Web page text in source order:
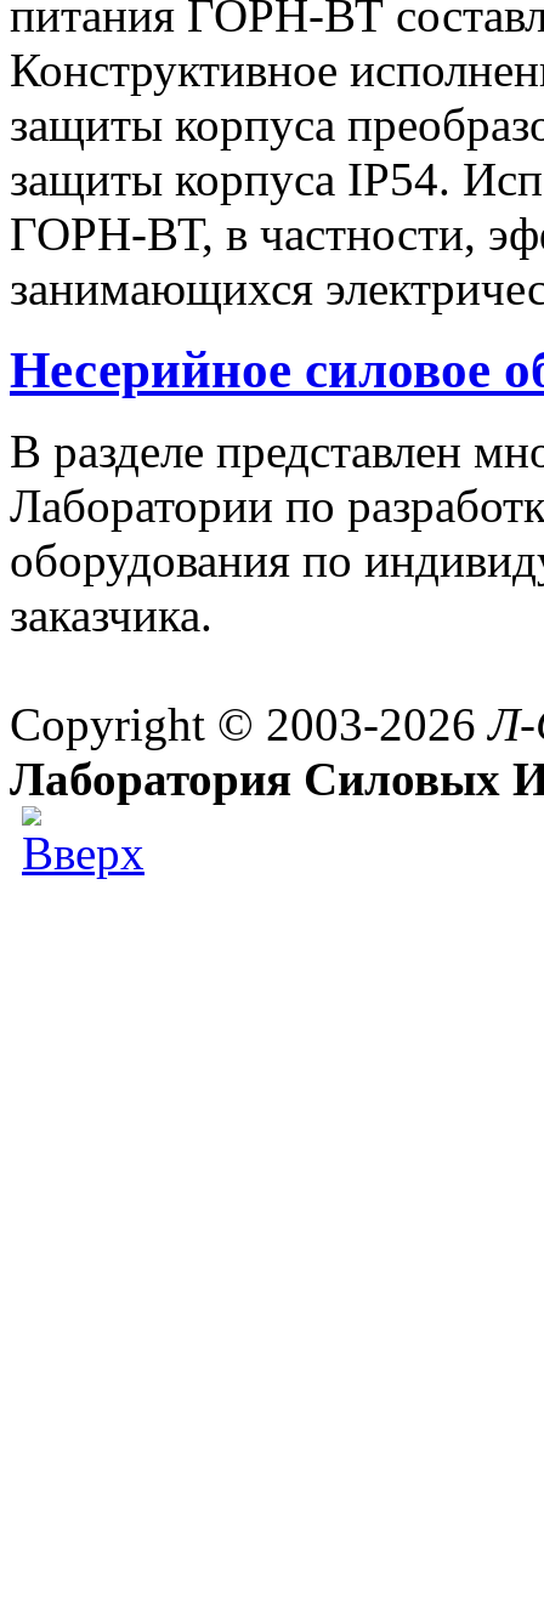
питания ГОРН-ВТ
Конструктивное
защиты корпуса
защиты корпуса IP54.
ГОРН-ВТ, в частности,
занимающихся
Несерийное силовое
В разделе представлен
Лаборатории по
оборудования по
заказчика.
Copyright © 2003-2026
Лаборатория Силовых